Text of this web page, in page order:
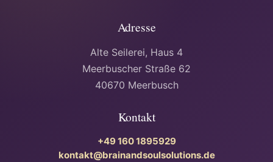
Adresse
Alte Seilerei, Haus 4
Meerbuscher Straße 62
40670 Meerbusch
Kontakt
+49 160 1895929
kontakt@brainandsoulsolutions.de